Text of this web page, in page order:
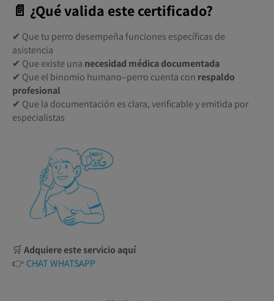
📄 ¿Qué valida este certificado?
✔ Que tu perro desempeña funciones específicas de
asistencia
✔ Que existe una necesidad médica documentada
✔ Que el binomio humano–perro cuenta con respaldo
profesional
✔ Que la documentación es clara, verificable y emitida por
especialistas
🛒Adquiere este servicio aquí
👉 CHAT WHATSAPP